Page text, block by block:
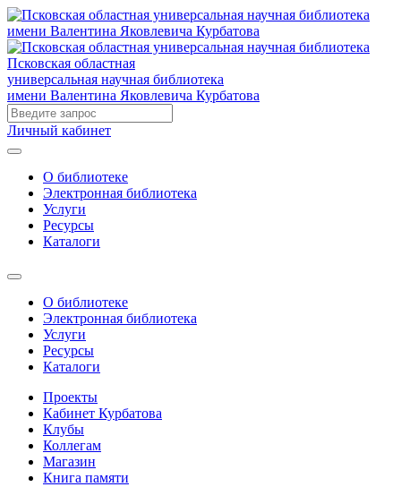
Псковская областная
универсальная научная библиотека
имени Валентина Яковлевича Курбатова
Личный кабинет
О библиотеке
Электронная библиотека
Услуги
Ресурсы
Каталоги
О библиотеке
Электронная библиотека
Услуги
Ресурсы
Каталоги
Проекты
Кабинет Курбатова
Клубы
Коллегам
Магазин
Книга памяти